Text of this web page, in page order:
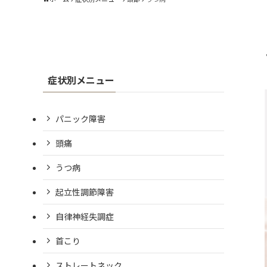
症状別メニュー
パニック障害
頭痛
うつ病
起立性調節障害
自律神経失調症
首こり